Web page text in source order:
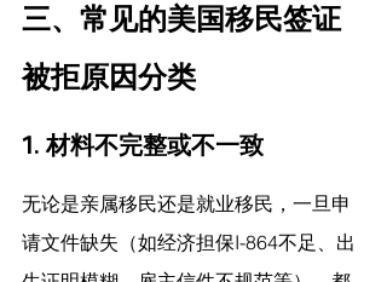
三、常见的美国移民签证
被拒原因分类
1. 材料不完整或不一致
无论是亲属移民还是就业移民，一旦申
请文件缺失（如经济担保I-864不足、出